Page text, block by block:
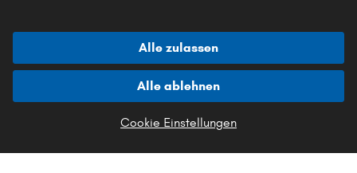
Die hier dargestellten Daten, insbesondere die gesamte Datenbank, dürfen nicht
vervielfältigt werden. Die Vervielfältigung und Verbreitung der Daten und der
Datenbank ohne vorherige Einwilligung von TecAlliance und/oder die
unautorisierte Nutzung von Inhalten stellt eine Verletzung des Urheberrechts dar
Alle zulassen
Alle ablehnen
Cookie Einstellungen